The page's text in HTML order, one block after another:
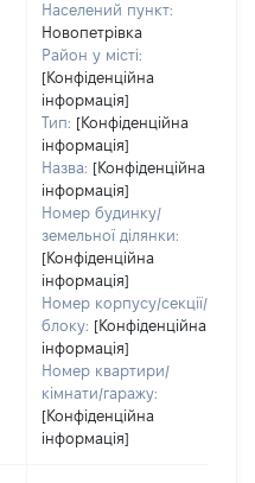
Населений пункт:
Новопетрівка
Район у місті:
[Конфіденційна
інформація]
Тип: [Конфіденційна
інформація]
Назва: [Конфіденційна
інформація]
Номер будинку/
земельної ділянки:
[Конфіденційна
інформація]
Номер корпусу/секції/
блоку: [Конфіденційна
інформація]
Номер квартири/
кімнати/гаражу:
[Конфіденційна
інформація]